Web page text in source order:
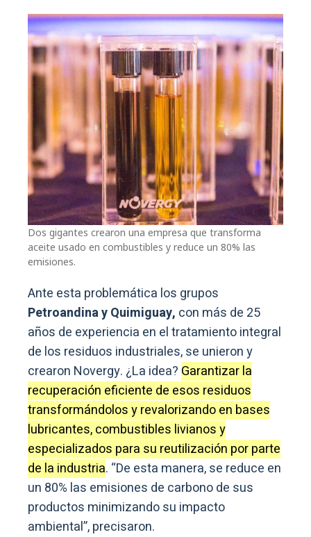
Dos gigantes crearon una empresa que transforma
aceite usado en combustibles y reduce un 80% las
emisiones.
Ante esta problemática los grupos
Petroandina y Quimiguay, con más de 25
años de experiencia en el tratamiento integral
de los residuos industriales, se unieron y
crearon Novergy. ¿La idea? Garantizar la
recuperación eficiente de esos residuos
transformándolos y revalorizando en bases
lubricantes, combustibles livianos y
especializados para su reutilización por parte
de la industria. “De esta manera, se reduce en
un 80% las emisiones de carbono de sus
productos minimizando su impacto
ambiental”, precisaron.